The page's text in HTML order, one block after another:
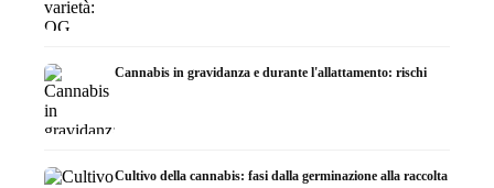
Cannabis in gravidanza e durante l'allattamento: rischi
Cultivo della cannabis: fasi dalla germinazione alla raccolta